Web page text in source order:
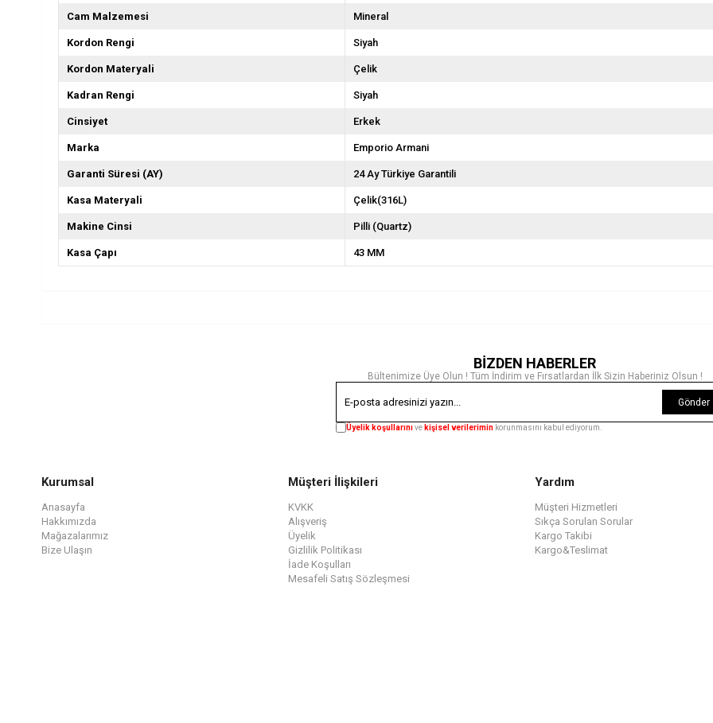
Cam Malzemesi Mineral
Kordon Rengi Siyah
Kordon Materyali Çelik
Kadran Rengi Siyah
Cinsiyet Erkek
Marka Emporio Armani
Garanti Süresi (AY) 24 Ay Türkiye Garantili
Kasa Materyali Çelik(316L)
Makine Cinsi Pilli (Quartz)
Kasa Çapı 43 MM
BİZDEN HABERLER
Bültenimize Üye Olun ! Tüm İndirim ve Fırsatlardan İlk Sizin Haberiniz Olsun !
Gönder
Üyelik koşullarınıve kişisel verilerimin korunmasını kabul ediyorum.
Kurumsal
Anasayfa
Hakkımızda
Mağazalarımız
Bize Ulaşın
Müşteri İlişkileri
KVKK
Alışveriş
Üyelik
Gizlilik Politikası
İade Koşulları
Mesafeli Satış Sözleşmesi
Yardım
Müşteri Hizmetleri
Sıkça Sorulan Sorular
Kargo Takibi
Kargo&Teslimat